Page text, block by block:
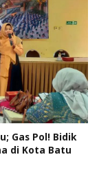
Gas Pol! Bidik
di Kota Batu